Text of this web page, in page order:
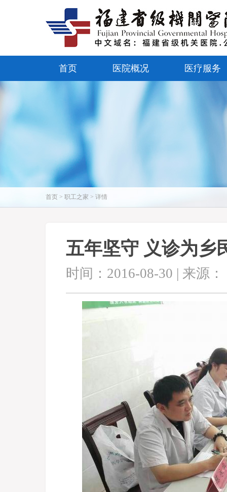
首页 医院概况 医疗服务
首页 > 职工之家 > 详情
五年坚守 义诊为乡
时间：2016-08-30 | 来源